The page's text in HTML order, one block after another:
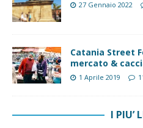
27 Gennaio 2022
Catania Street
mercato &
1 Aprile 2019
I PIU’